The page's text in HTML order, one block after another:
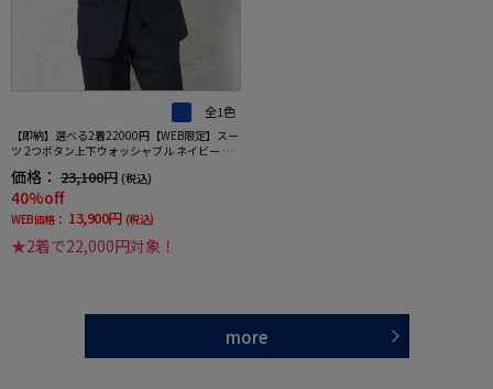
全1色
【即納】選べる2着22000円【WEB限定】スー
ツ 2つボタン上下ウォッシャブル ネイビー ス
トライプ
価格： 23,100円 (税込)
40%off
WEB価格： 13,900円 (税込)
★2着で22,000円対象！
more